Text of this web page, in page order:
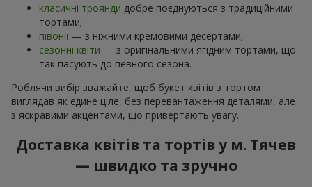
класичні троянди добре поєднуються з традиційними
тортами;
півонії — з ніжними кремовими десертами;
сезонні квіти — з оригінальними ягідним тортами, що
так пасують до певного сезона.
Роблячи вибір зважайте, щоб букет квітів з тортом
виглядав як єдине ціле, без перевантаження деталями, але
з яскравими акцентами, що привертають увагу.
Доставка квітів та тортів у м. Тячев
— швидко та зручно